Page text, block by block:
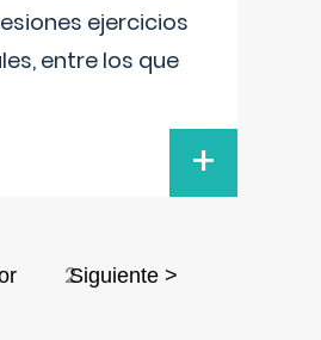
ejercicios
entre los que
+
2Siguiente >